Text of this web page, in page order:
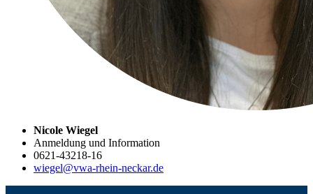
Nicole Wiegel
Anmeldung und Information
0621-43218-16
wiegel@vwa-rhein-neckar.de